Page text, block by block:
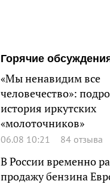
Горячие
«Мы ненавидим все
человечество»:
история иркутских
«молоточников»
06.08 10:21 84 отзыва
В России временно
продажу бензина